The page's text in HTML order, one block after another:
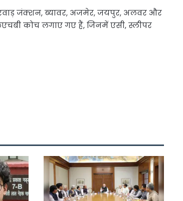
जंक्शन, ब्यावर, अजमेर, जयपुर, अलवर और
कोच लगाए गए हैं, जिनमें एसी, स्लीपर